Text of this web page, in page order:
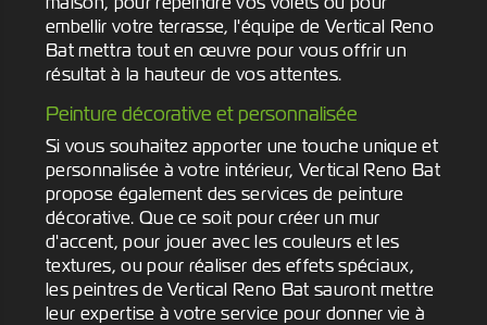
embellir votre terrasse, l'équipe de Vertical Reno
Bat mettra tout en œuvre pour vous offrir un
résultat à la hauteur de vos attentes.
Peinture décorative et personnalisée
Si vous souhaitez apporter une touche unique et
personnalisée à votre intérieur, Vertical Reno Bat
propose également des services de peinture
décorative. Que ce soit pour créer un mur
d'accent, pour jouer avec les couleurs et les
textures, ou pour réaliser des effets spéciaux,
les peintres de Vertical Reno Bat sauront mettre
leur expertise à votre service pour donner vie à